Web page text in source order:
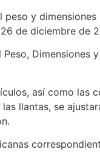
y
de diciembre de
Dimensiones
así como las
llantas, se